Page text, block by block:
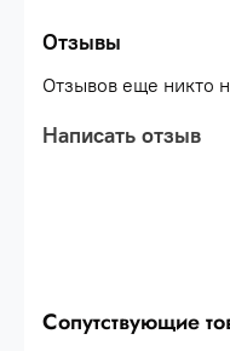
Отзывы
Отзывов еще никто
Написать отзыв
Сопутствующие